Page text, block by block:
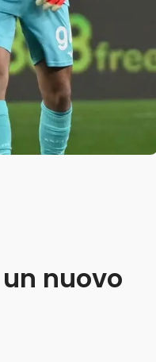
nuovo